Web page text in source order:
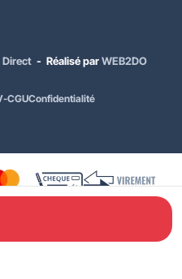
Direct - Réalisé parWEB2DO
CGUConfidentialité